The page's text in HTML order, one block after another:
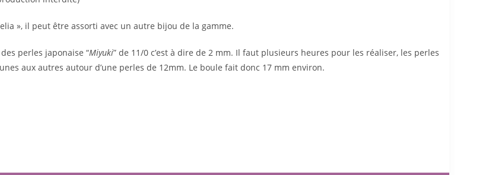
», il peut être assorti avec un autre bijou de la gamme.
perles japonaise “Miyuki” de 11/0 c’est à dire de 2 mm. Il faut plusieurs heures pour les réaliser, les perles
aux autres autour d’une perles de 12mm. Le boule fait donc 17 mm environ.